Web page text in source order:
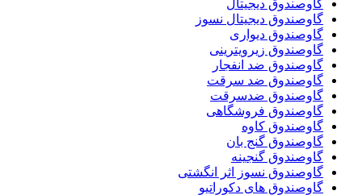
گاوصندوق دیجیتال
گاوصندوق دیجیتال نسوز
گاوصندوق دیواری
گاوصندوق زیرویترینی
گاوصندوق ضد انفجار
گاوصندوق ضد سرقت
گاوصندوق ضدسرقت
گاوصندوق فروشگاهی
گاوصندوق کاوه
گاوصندوق گنج بان
گاوصندوق گنجینه
گاوصندوق نسوز اثر انگشتی
گاوصندوق های دکوراتیو